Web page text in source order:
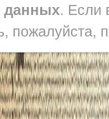
данных. Если
пожалуйста,